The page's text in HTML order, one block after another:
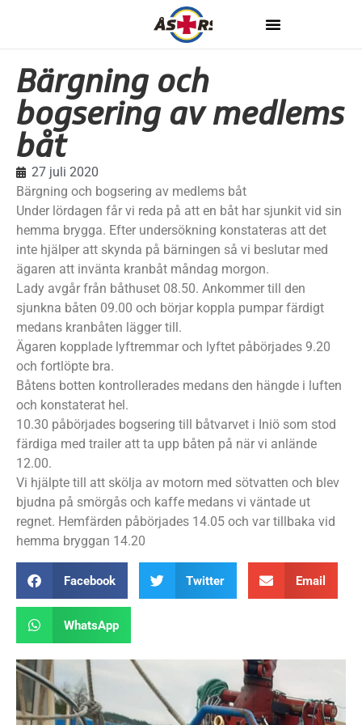
Bärgning och
bogsering av medlems
båt
27 juli 2020
Bärgning och bogsering av medlems båt
Under lördagen får vi reda på att en båt har sjunkit vid sin
hemma brygga. Efter undersökning konstateras att det
inte hjälper att skynda på bärningen så vi beslutar med
ägaren att invänta kranbåt måndag morgon.
Lady avgår från båthuset 08.50. Ankommer till den
sjunkna båten 09.00 och börjar koppla pumpar färdigt
medans kranbåten lägger till.
Ägaren kopplade lyftremmar och lyftet påbörjades 9.20
och fortlöpte bra.
Båtens botten kontrollerades medans den hängde i luften
och konstaterat hel.
10.30 påbörjades bogsering till båtvarvet i Iniö som stod
färdiga med trailer att ta upp båten på när vi anlände
12.00.
Vi hjälpte till att skölja av motorn med sötvatten och blev
bjudna på smörgås och kaffe medans vi väntade ut
regnet. Hemfärden påbörjades 14.05 och var tillbaka vid
hemma bryggan 14.20
Facebook Twitter Email
WhatsApp